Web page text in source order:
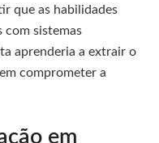
que as habilidades
com sistemas
aprenderia a extrair o
comprometer a
em